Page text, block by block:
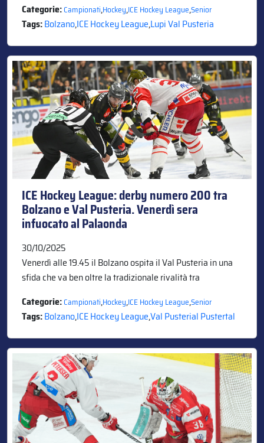
Categorie:Campionati,Hockey,ICE Hockey League,Senior
Tags:Bolzano,ICE Hockey League,Lupi Val Pusteria
ICE Hockey League: derby numero 200 tra
Bolzano e Val Pusteria. Venerdì sera
infuocato al Palaonda
30/10/2025
Venerdì alle 19.45 il Bolzano ospita il Val Pusteria in una
sfida che va ben oltre la tradizionale rivalità tra
Categorie:Campionati,Hockey,ICE Hockey League,Senior
Tags:Bolzano,ICE Hockey League,Val Pusterial Pustertal